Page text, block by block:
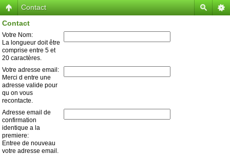
Contact
Contact
Votre Nom:
La longueur doit être
comprise entre 5 et
20 caractères.
Votre adresse email:
Merci d entre une
adresse valide pour
qu on vous
recontacte.
Adresse email de
confirmation
identique a la
premiere:
Entree de nouveau
votre adresse email.